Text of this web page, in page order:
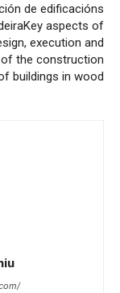
de edificacións
Key aspects of
execution and
the construction
buildings in wood